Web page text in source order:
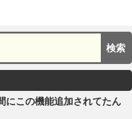
にこの機能追加されてたん